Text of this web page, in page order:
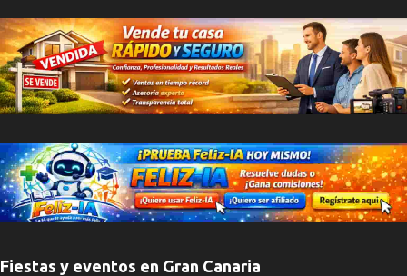
Fiestas y eventos en Gran Canaria